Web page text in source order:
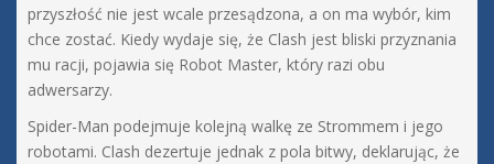
przyszłość nie jest wcale przesądzona, a on ma wybór, kim
chce zostać. Kiedy wydaje się, że Clash jest bliski przyznania
mu racji, pojawia się Robot Master, który razi obu
adwersarzy.
Spider-Man podejmuje kolejną walkę ze Strommem i jego
robotami. Clash dezertuje jednak z pola bitwy, deklarując, że